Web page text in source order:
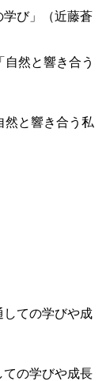
び」（近藤蒼
然と響き合う私
の学びや成長